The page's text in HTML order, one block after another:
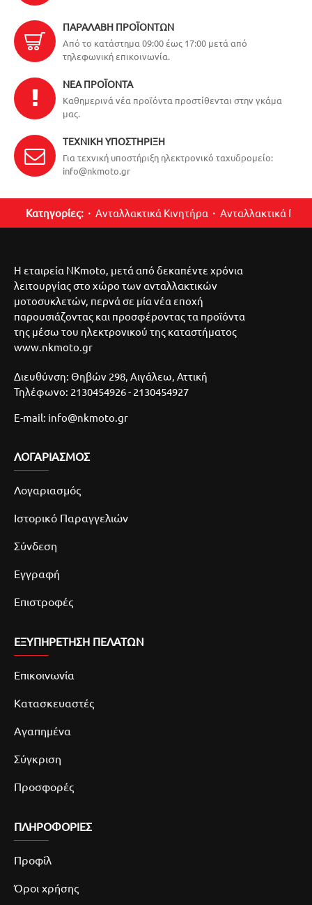
ΠΑΡΑΛΑΒΉ ΠΡΟΪΌΝΤΩΝ
Από το κατάστημα 09:00 έως 17:00 μετά από
τηλεφωνική επικοινωνία.
ΝΈΑ ΠΡΟΪΌΝΤΑ
Καθημερινά νέα προϊόντα προστίθενται στην γκάμα
μας.
ΤΕΧΝΙΚΉ ΥΠΟΣΤΉΡΙΞΗ
Για τεχνική υποστήριξη ηλεκτρονικό ταχυδρομείο:
info@nkmoto.gr
Κατηγορίες: Ανταλλακτικά Κινητήρα Ανταλλακτικά
Η εταιρεία NKmoto, μετά από δεκαπέντε χρόνια
λειτουργίας στο χώρο των ανταλλακτικών
μοτοσυκλετών, περνά σε μία νέα εποχή
παρουσιάζοντας και προσφέροντας τα προϊόντα
της μέσω του ηλεκτρονικού της καταστήματος
www.nkmoto.gr
Διευθύνση: Θηβών 298, Αιγάλεω, Αττική
Τηλέφωνο: 2130454926 - 2130454927
E-mail: info@nkmoto.gr
ΛΟΓΑΡΙΑΣΜΌΣ
Λογαριασμός
Ιστορικό Παραγγελιών
Σύνδεση
Εγγραφή
Επιστροφές
ΕΞΥΠΗΡΕΤΗΣΗ ΠΕΛΑΤΩΝ
Επικοινωνία
Κατασκευαστές
Αγαπημένα
Σύγκριση
Προσφορές
ΠΛΗΡΟΦΟΡΙΕΣ
Προφίλ
Όροι χρήσης